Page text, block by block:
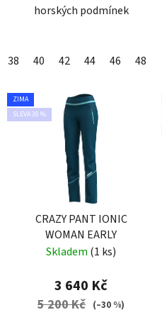
horských podmínek
38 40 42 44 46 48
ZIMA
SLEVA 30 %
CRAZY PANT IONIC
WOMAN EARLY
Skladem (1 ks)
3 640 Kč
5 200 Kč (–30 %)